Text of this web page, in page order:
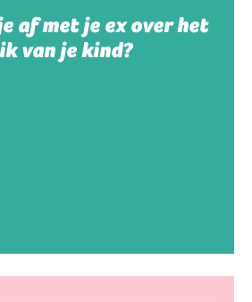
af met je ex over het
van je kind?